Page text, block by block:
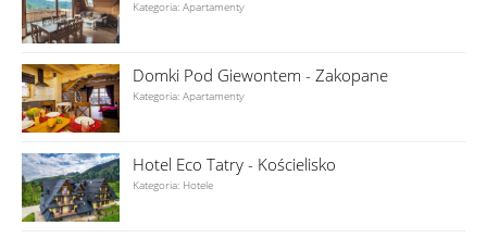
Kategoria: Apartamenty
Domki Pod Giewontem - Zakopane
Kategoria: Apartamenty
Hotel Eco Tatry - Kościelisko
Kategoria: Hotele